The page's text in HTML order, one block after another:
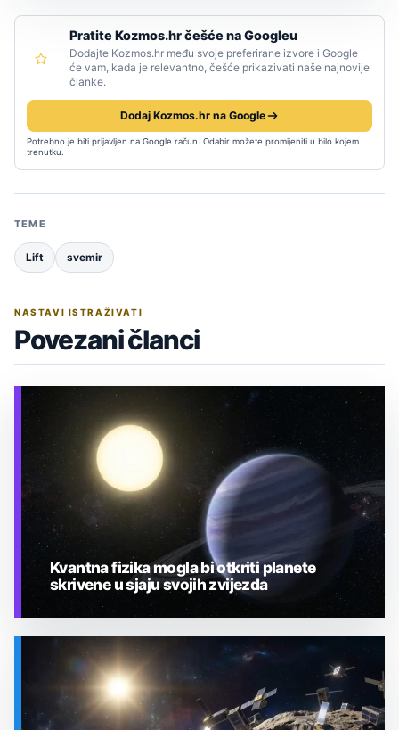
Pratite Kozmos.hr češće na Googleu
Dodajte Kozmos.hr među svoje preferirane izvore i Google
će vam, kada je relevantno, češće prikazivati naše najnovije
članke.
Dodaj Kozmos.hr na Google
Potrebno je biti prijavljen na Google račun. Odabir možete promijeniti u bilo kojem
trenutku.
TEME
Lift svemir
NASTAVI ISTRAŽIVATI
Povezani članci
TEHNOLOGIJA
Kvantna fizika mogla bi otkriti planete
skrivene u sjaju svojih zvijezda